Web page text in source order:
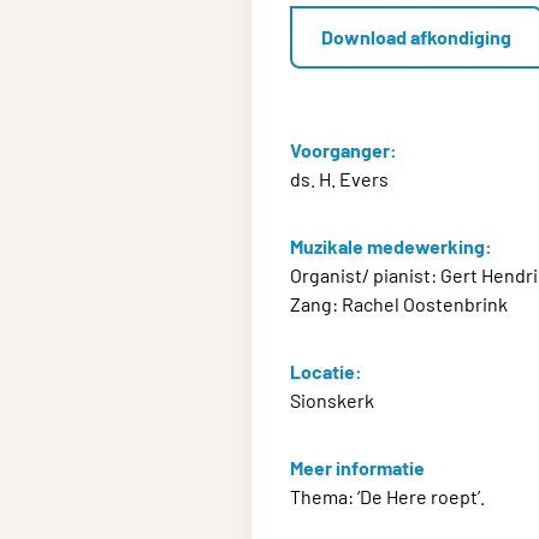
Download afkondiging
Voorganger:
ds. H. Evers
Muzikale medewerking:
Organist/ pianist: Gert
Zang: Rachel Oostenbrink
Locatie:
Sionskerk
Meer informatie
Thema: ‘De Here roept’.